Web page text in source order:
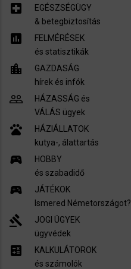
local_hospital
EGÉSZSÉGÜGY
​& betegbiztosítás
assessment
FELMÉRÉSEK
és statisztikák
location_city
GAZDASÁG
hírek és infók
people_outline
HÁZASSÁG és
VÁLÁS ügyek
pets
HÁZIÁLLATOK
kutya-, álattartás
sports_esports
HOBBY
és szabadidő
sports_esports
JÁTÉKOK
Ismered Németországot?
gavel
JOGI ÜGYEK
ügyvédek
calculate
KALKULÁTOROK
és számolók